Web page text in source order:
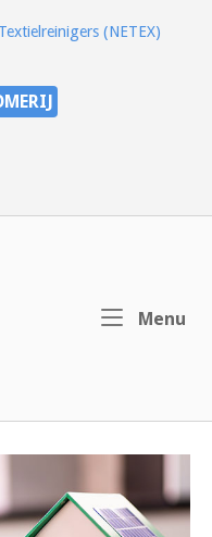
(NETEX)
Menu